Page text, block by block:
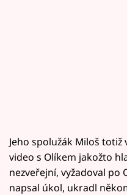
Jeho spolužák Miloš
video s Olíkem jakožto
nezveřejní, vyžadoval po
napsal úkol, ukradl